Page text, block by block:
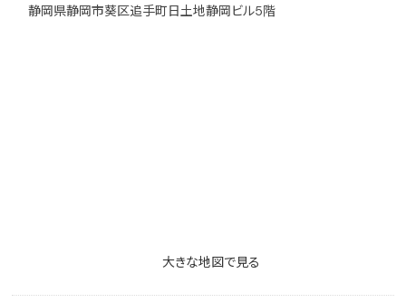
静岡県静岡市葵区追手町日土地静岡ビル5階
大きな地図で見る